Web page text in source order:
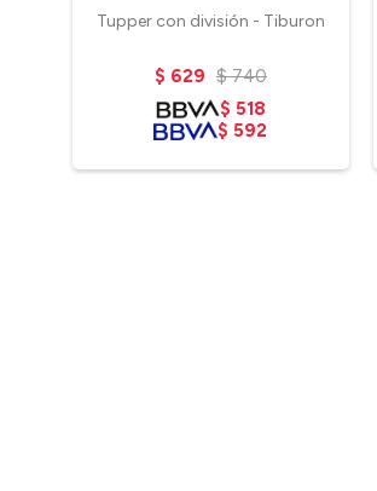
Tupper con división - Tiburon
$ 629 $ 740
$ 518
$ 592